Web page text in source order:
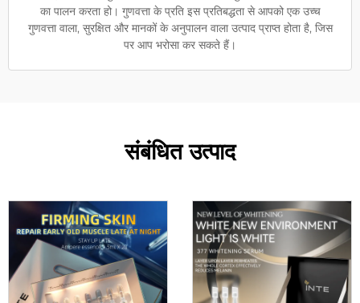
का पालन करता हो। गुणवत्ता के प्रति इस प्रतिबद्धता से आपको एक उच्च
गुणवत्ता वाला, सुरक्षित और मानकों के अनुपालन वाला उत्पाद प्राप्त होता है, जिस
पर आप भरोसा कर सकते हैं।
संबंधित उत्पाद